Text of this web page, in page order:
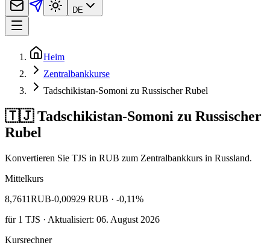
DE
Heim
Zentralbankkurse
Tadschikistan-Somoni zu Russischer Rubel
🇹🇯 Tadschikistan-Somoni zu Russischer
Rubel
Konvertieren Sie TJS in RUB zum Zentralbankkurs in Russland.
Mittelkurs
8,7611RUB-0,00929 RUB · -0,11%
für1 TJS · Aktualisiert: 06. August 2026
Kursrechner